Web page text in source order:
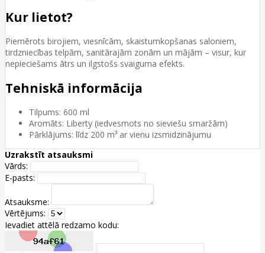
Kur lietot?
Piemērots birojiem, viesnīcām, skaistumkopšanas saloniem,
tirdzniecības telpām, sanitārajām zonām un mājām – visur, kur
nepieciešams ātrs un ilgstošs svaiguma efekts.
Tehniskā informācija
Tilpums: 600 ml
Aromāts: Liberty (iedvesmots no sieviešu smaržām)
Pārklājums: līdz 200 m³ ar vienu izsmidzinājumu
Uzrakstīt atsauksmi
Vārds:
E-pasts:
Atsauksme:
Vērtējums:
Ievadiet attēlā redzamo kodu: